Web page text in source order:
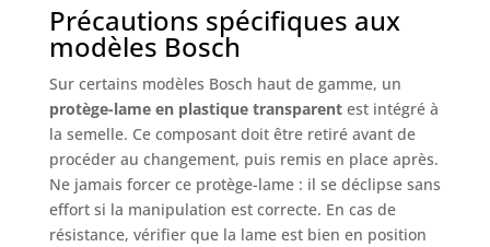
lame de scie sauteuse T 144 D, set d’aspiration,
dispositif pare-éclats
Précautions spécifiques aux
modèles Bosch
Sur certains modèles Bosch haut de gamme, un
protège-lame en plastique transparentest intégré à
la semelle. Ce composant doit être retiré avant de
procéder au changement, puis remis en place après.
Ne jamais forcer ce protège-lame : il se déclipse sans
effort si la manipulation est correcte. En cas de
résistance, vérifier que la lame est bien en position